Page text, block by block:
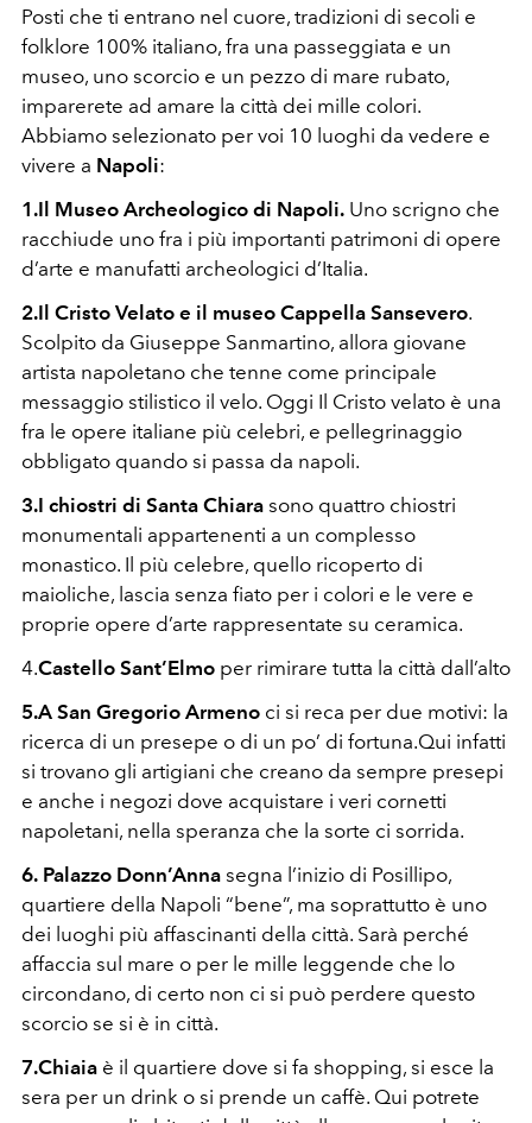
Posti che ti entrano nel cuore, tradizioni di secoli e
folklore 100% italiano, fra una passeggiata e un
museo, uno scorcio e un pezzo di mare rubato,
imparerete ad amare la città dei mille colori.
Abbiamo selezionato per voi 10 luoghi da vedere e
vivere a Napoli:
1.Il Museo Archeologico di Napoli. Uno scrigno che
racchiude uno fra i più importanti patrimoni di opere
d’arte e manufatti archeologici d’Italia.
2.Il Cristo Velato e il museo Cappella Sansevero.
Scolpito da Giuseppe Sanmartino, allora giovane
artista napoletano che tenne come principale
messaggio stilistico il velo. Oggi Il Cristo velato è una
fra le opere italiane più celebri, e pellegrinaggio
obbligato quando si passa da napoli.
3.I chiostri di Santa Chiara sono quattro chiostri
monumentali appartenenti a un complesso
monastico. Il più celebre, quello ricoperto di
maioliche, lascia senza fiato per i colori e le vere e
proprie opere d’arte rappresentate su ceramica.
4.Castello Sant’Elmo per rimirare tutta la città dall’alto
5.A San Gregorio Armeno ci si reca per due motivi: la
ricerca di un presepe o di un po’ di fortuna.Qui infatti
si trovano gli artigiani che creano da sempre presepi
e anche i negozi dove acquistare i veri cornetti
napoletani, nella speranza che la sorte ci sorrida.
6. Palazzo Donn’Anna segna l’inizio di Posillipo,
quartiere della Napoli “bene”, ma soprattutto è uno
dei luoghi più affascinanti della città. Sarà perché
affaccia sul mare o per le mille leggende che lo
circondano, di certo non ci si può perdere questo
scorcio se si è in città.
7.Chiaia è il quartiere dove si fa shopping, si esce la
sera per un drink o si prende un caffè. Qui potrete